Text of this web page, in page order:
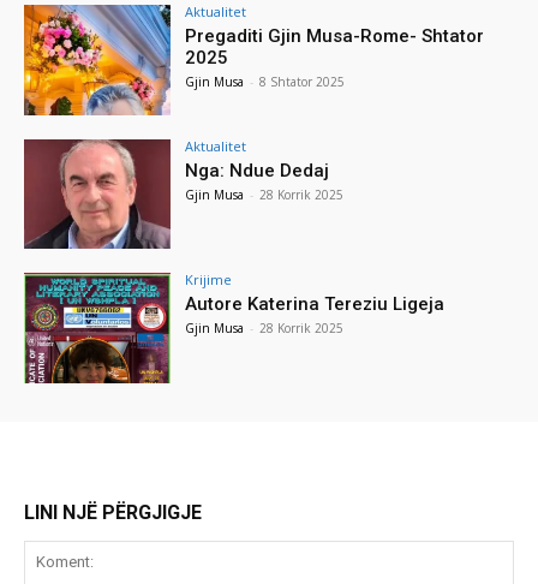
Aktualitet
Pregaditi Gjin Musa-Rome- Shtator
2025
Gjin Musa - 8 Shtator 2025
Aktualitet
Nga: Ndue Dedaj
Gjin Musa - 28 Korrik 2025
Krijime
Autore Katerina Tereziu Ligeja
Gjin Musa - 28 Korrik 2025
LINI NJË PËRGJIGJE